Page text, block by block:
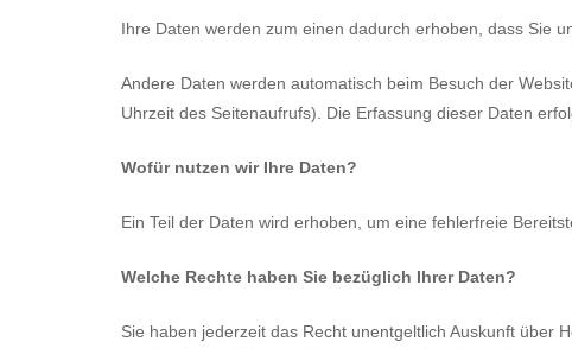
Ihre Daten werden zum einen dadurch erhoben, dass Sie
Andere Daten werden automatisch beim Besuch der
Uhrzeit des Seitenaufrufs). Die Erfassung dieser Daten
Wofür nutzen wir Ihre Daten?
Ein Teil der Daten wird erhoben, um eine fehlerfreie
Welche Rechte haben Sie bezüglich Ihrer Daten?
Sie haben jederzeit das Recht unentgeltlich Auskunft über